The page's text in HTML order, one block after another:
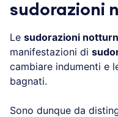
sudorazioni
Le sudorazioni
manifestazioni di
cambiare indumenti e
bagnati.
Sono dunque da